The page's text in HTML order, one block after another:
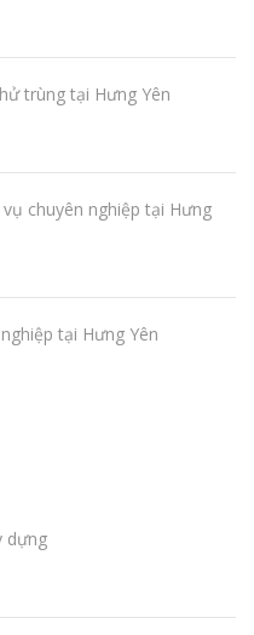
trùng tại Hưng Yên
chuyên nghiệp tại Hưng
tại Hưng Yên
dựng